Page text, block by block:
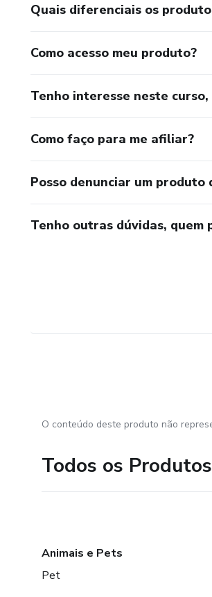
Quais diferenciais os
Como acesso meu produto?
Tenho interesse neste curso,
Como faço para me afiliar?
Posso denunciar um produto
Tenho outras dúvidas, quem
O conteúdo deste produto não
Todos os Produtos
Animais e Pets
Pet